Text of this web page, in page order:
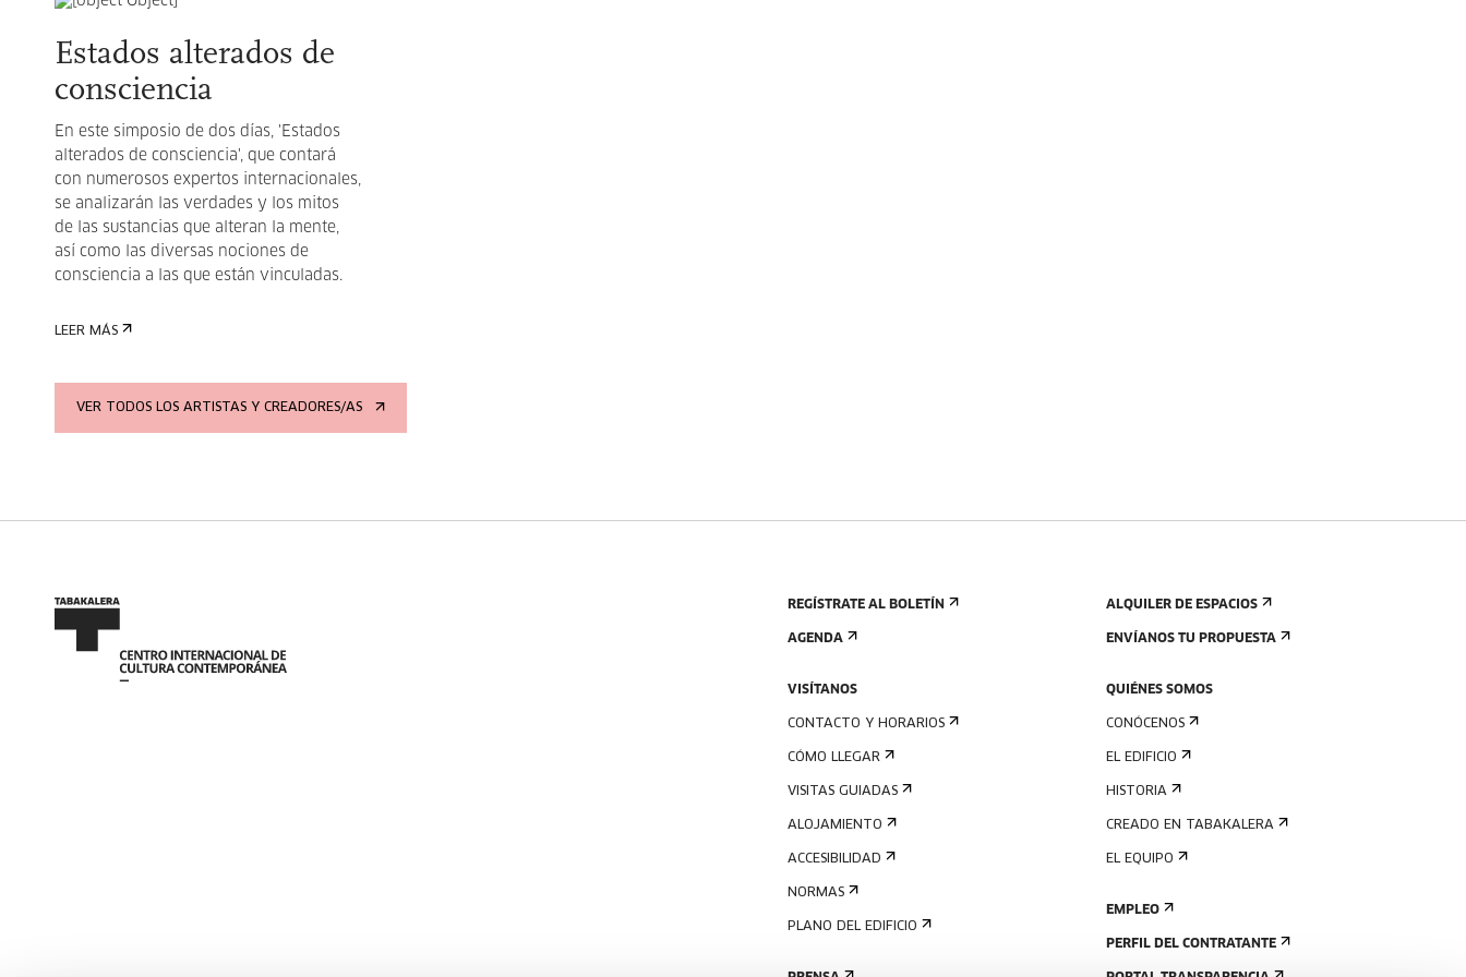
Estados alterados de
consciencia
En este simposio de dos días, 'Estados
alterados de consciencia', que contará
con numerosos expertos internacionales,
se analizarán las verdades y los mitos
de las sustancias que alteran la mente,
así como las diversas nociones de
consciencia a las que están vinculadas.
LEER MÁS
VER TODOS LOS ARTISTAS Y CREADORES/AS
REGÍSTRATE AL BOLETÍN
AGENDA
VISÍTANOS
CONTACTO Y HORARIOS
CÓMO LLEGAR
VISITAS GUIADAS
ALOJAMIENTO
ACCESIBILIDAD
NORMAS
PLANO DEL EDIFICIO
ALQUILER DE ESPACIOS
ENVÍANOS TU PROPUESTA
QUIÉNES SOMOS
CONÓCENOS
EL EDIFICIO
HISTORIA
CREADO EN TABAKALERA
EL EQUIPO
EMPLEO
PERFIL DEL CONTRATANTE